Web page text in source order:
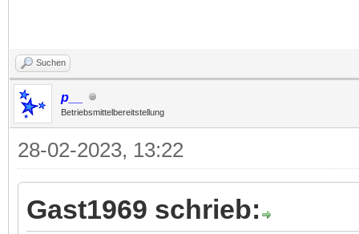
Suchen
p__
Betriebsmittelbereitstellung
28-02-2023, 13:22
Gast1969 schrieb: